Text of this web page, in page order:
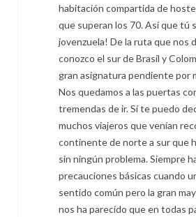
habitación compartida de
que superan los 70. Así que tú
jovenzuela! De la ruta que nos
conozco el sur de Brasil y
gran asignatura pendiente por
Nos quedamos a las puertas
tremendas de ir. Sí te puedo
muchos viajeros que venían
continente de norte a sur que
sin ningún problema. Siempre
precauciones básicas cuando
sentido común pero la gran
nos ha parecido que en todas